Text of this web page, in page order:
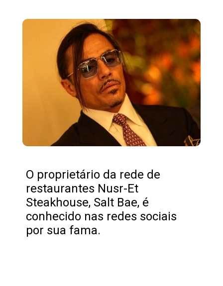
O proprietário da rede de
restaurantes Nusr-Et
Steakhouse, Salt Bae, é
conhecido nas redes sociais
por sua fama.